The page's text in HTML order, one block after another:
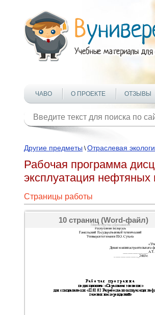
ЧАВО О ПРОЕКТЕ ОТЗЫВЫ
Другие предметы \Отраслевая
Рабочая программа
эксплуатация
Страницы работы
10 страниц (Word-файл)